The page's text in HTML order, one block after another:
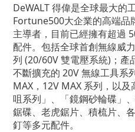
DeWALT 得偉是全球最大的
Fortune500大企業的高端品
主導者，目前已經擁有超過
配件。包括全球首創無線威
列 (20/60V 雙電壓系統)；產
不斷擴充的 20V 無線工具系
MAX，12V MAX 系列，以
咀系列」、「鏡鋼砂輪碟」
鋸碟、老虎鋸片、積梳片、
釘等多元配件。